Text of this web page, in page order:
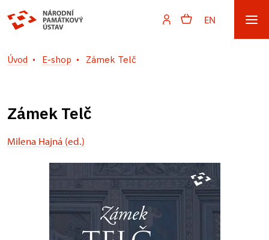
EN
Úvod E-shop Zámek Telč
Zámek Telč
Milena Hajná (ed.)